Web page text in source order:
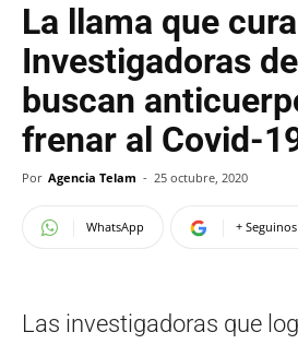
La llama que
Investigadoras
buscan
frenar al Covid-
Por Agencia Telam - 25 octubre, 2020
WhatsApp +
Las investigadoras que